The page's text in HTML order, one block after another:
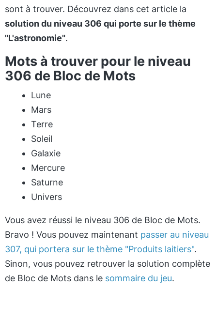
sont à trouver. Découvrez dans cet article la
solution du niveau 306 qui porte sur le thème
"L'astronomie".
Mots à trouver pour le niveau
306 de Bloc de Mots
Lune
Mars
Terre
Soleil
Galaxie
Mercure
Saturne
Univers
Vous avez réussi le niveau 306 de Bloc de Mots.
Bravo ! Vous pouvez maintenant passer au niveau
307, qui portera sur le thème "Produits laitiers".
Sinon, vous pouvez retrouver la solution complète
de Bloc de Mots dans le sommaire du jeu.